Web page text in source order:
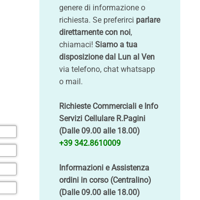
genere di informazione o
richiesta. Se preferirci parlare
direttamente con noi,
chiamaci! Siamo a tua
disposizione dal Lun al Ven
via telefono, chat whatsapp
o mail.
Richieste Commerciali e Info
Servizi Cellulare R.Pagini
(Dalle 09.00 alle 18.00)
+39 342.8610009
Informazioni e Assistenza
ordini in corso (Centralino)
(Dalle 09.00 alle 18.00)